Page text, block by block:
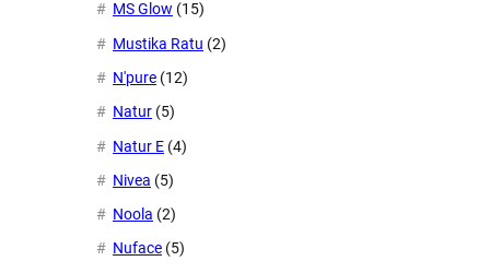
MS Glow (15)
Mustika Ratu (2)
N'pure (12)
Natur (5)
Natur E (4)
Nivea (5)
Noola (2)
Nuface (5)